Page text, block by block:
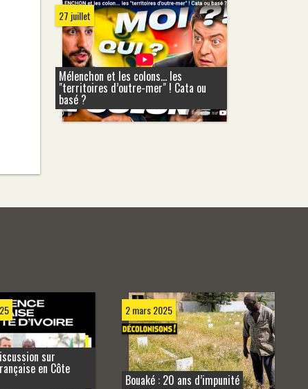
27 juillet
Mélenchon et les colons... les
"territoires d’outre-mer" ! Cata ou
basé ?
sur
en Côte
2 mars 2025
Bouaké : 20 ans d’impunité